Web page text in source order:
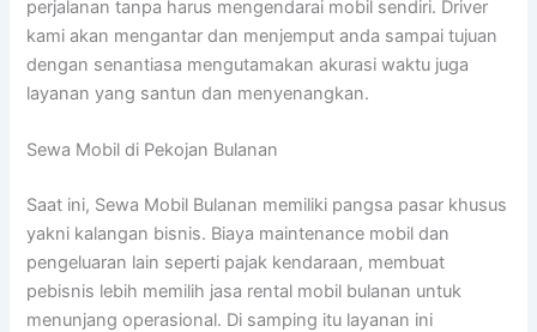
perjalanan tanpa harus mengendarai mobil sendiri. Driver
kami akan mengantar dan menjemput anda sampai tujuan
dengan senantiasa mengutamakan akurasi waktu juga
layanan yang santun dan menyenangkan.
Sewa Mobil di Pekojan Bulanan
Saat ini, Sewa Mobil Bulanan memiliki pangsa pasar khusus
yakni kalangan bisnis. Biaya maintenance mobil dan
pengeluaran lain seperti pajak kendaraan, membuat
pebisnis lebih memilih jasa rental mobil bulanan untuk
menunjang operasional. Di samping itu layanan ini